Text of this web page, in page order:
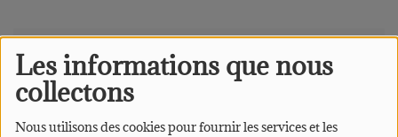
Les informations que nous
collectons
Nous utilisons des cookies pour fournir les services et les
Equipes Direction Jean-Baptiste
Jean-Baptiste